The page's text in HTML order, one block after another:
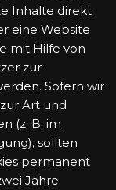
Inhalte direkt
eine Website
mit Hilfe von
zur
Sofern wir
Art und
(z. B. im
sollten
permanent
Jahre